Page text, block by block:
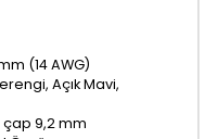
(14 AWG)
Açık Mavi,
çap 9,2 mm